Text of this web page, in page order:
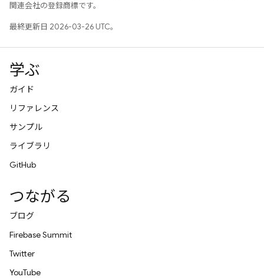
関連会社の登録商標です。
最終更新日 2026-03-26 UTC。
学ぶ
ガイド
リファレンス
サンプル
ライブラリ
GitHub
つながる
ブログ
Firebase Summit
Twitter
YouTube